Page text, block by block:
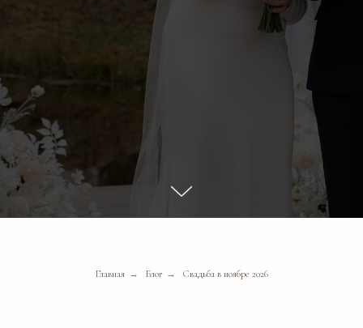
Главная → Блог → Свадьба в ноябре 2026
00
Выбрать удобное время звонка